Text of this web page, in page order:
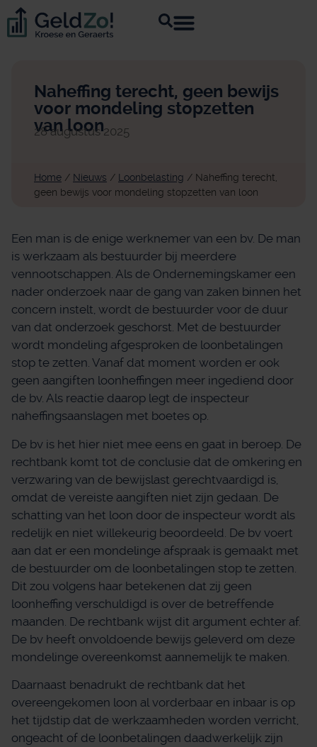
Naheffing terecht, geen bewijs
voor mondeling stopzetten
van loon
28 augustus 2025
Home / Nieuws / Loonbelasting / Naheffing terecht,
geen bewijs voor mondeling stopzetten van loon
Een man is de enige werknemer van een bv. De man
is werkzaam als bestuurder bij meerdere
vennootschappen. Als de Ondernemingskamer een
nader onderzoek naar de gang van zaken binnen het
concern instelt, wordt de bestuurder voor de duur
van dat onderzoek geschorst. Met de bestuurder
wordt mondeling afgesproken de loonbetalingen
stop te zetten. Vanaf dat moment worden er ook
geen aangiften loonheffingen meer ingediend door
de bv. Als reactie daarop legt de inspecteur
naheffingsaanslagen met boetes op.
De bv is het hier niet mee eens en gaat in beroep. De
rechtbank komt tot de conclusie dat de omkering en
verzwaring van de bewijslast gerechtvaardigd is,
omdat de vereiste aangiften niet zijn gedaan. De
schatting van het loon door de inspecteur wordt als
redelijk en niet willekeurig beoordeeld. De bv voert
aan dat er een mondelinge afspraak is gemaakt met
de bestuurder om de loonbetalingen stop te zetten.
Dit zou volgens haar betekenen dat zij geen
loonheffing verschuldigd is over de betreffende
maanden. De rechtbank wijst dit argument echter af.
De bv heeft onvoldoende bewijs geleverd om deze
mondelinge overeenkomst aannemelijk te maken.
Daarnaast benadrukt de rechtbank dat het
overeengekomen loon al vorderbaar en inbaar is op
het tijdstip dat de werkzaamheden worden verricht,
ongeacht of de loonbetalingen daadwerkelijk zijn